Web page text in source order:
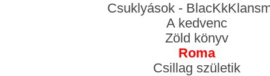
Csuklyások -
A kedvenc
Zöld könyv
Roma
Csillag születik